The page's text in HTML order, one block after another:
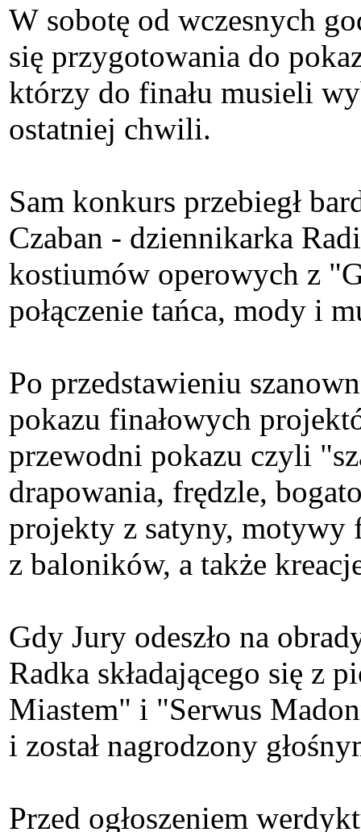
W sobotę od wczesnych
się przygotowania do
którzy do finału musieli
ostatniej chwili.
Sam konkurs przebiegł
Czaban - dziennikarka
kostiumów operowych z
połączenie tańca, mody i
Po przedstawieniu
pokazu finałowych
przewodni pokazu czyli
drapowania, frędzle,
projekty z satyny, motywy
z baloników, a także
Gdy Jury odeszło na
Radka składającego się z
Miastem" i "Serwus
i został nagrodzony
Przed ogłoszeniem